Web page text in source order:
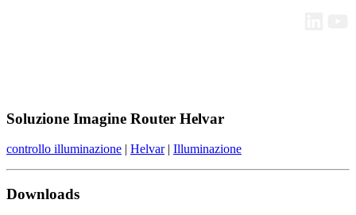
Soluzione Imagine Router Helvar
controllo illuminazione | Helvar| Illuminazione
Downloads